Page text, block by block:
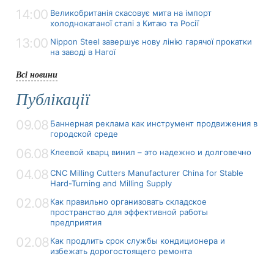
14:00 Великобританія скасовує мита на імпорт
холоднокатаної сталі з Китаю та Росії
13:00 Nippon Steel завершує нову лінію гарячої прокатки
на заводі в Нагої
Всі новини
Публікації
09.08 Баннерная реклама как инструмент продвижения в
городской среде
06.08 Клеевой кварц винил – это надежно и долговечно
04.08 CNC Milling Cutters Manufacturer China for Stable
Hard-Turning and Milling Supply
02.08 Как правильно организовать складское
пространство для эффективной работы
предприятия
02.08 Как продлить срок службы кондиционера и
избежать дорогостоящего ремонта